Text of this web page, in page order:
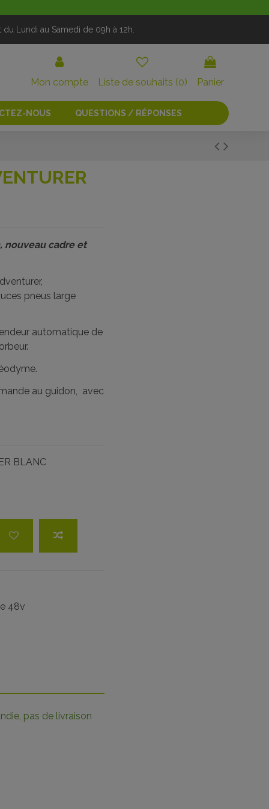
Lundi au Samedi de 09h à 12h.
Mon compte Liste de souhaits (0) Panier
NOUS QUESTIONS / RÉPONSES
nouveau cadre et
pneus large
automatique de
au guidon, avec
BLANC
48v
pas de livraison